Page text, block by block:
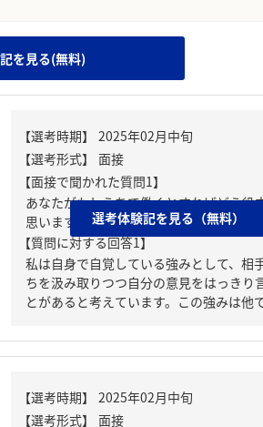
を見る(無料)
【面接で聞かれた質問1】
あなたがもしうちで働くとすればどう役
思いますか。
【質問に対する回答1】
私は自身で自覚している強みとして、相
ちを汲み取りつつ自分の意見をはっきり
とがあると考えています。この強みは他
選考体験記を見る（無料）